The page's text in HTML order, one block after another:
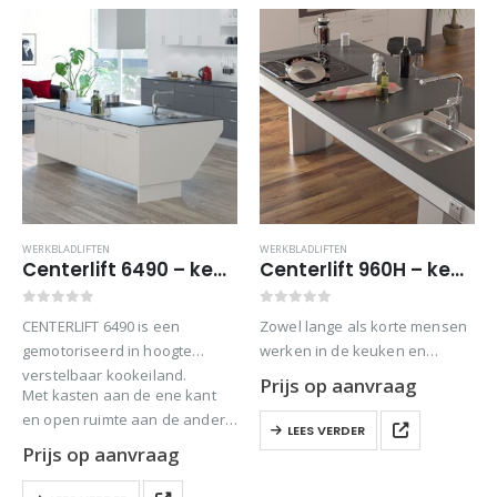
WERKBLADLIFTEN
Centerlift 6490 – keukeneilandlift
CENTERLIFT 6490 is een
gemotoriseerd in hoogte
verstelbaar kookeiland.
Met kasten aan de ene kant
en open ruimte aan de andere
kant, wordt een in hoogte
verstelbaar werkgebied
gecreëerd met ruimte…
Prijs op aanvraag
WERKBLADLIFTEN
Centerlift 960H – keukeneilandlift
Zowel lange als korte mensen
werken in de keuken en
iedereen heeft verschillende
werkhoogtes nodig. Bovendien
vereisen verschillende
keukenklussen verschillende
Prijs op aanvraag
LEES VERDER